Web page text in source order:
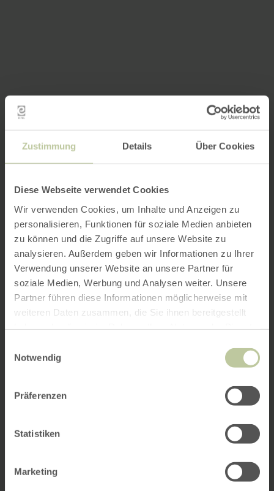
Zustimmung Details Über Cookies
Diese Webseite verwendet Cookies
Wir verwenden Cookies, um Inhalte und Anzeigen zu
personalisieren, Funktionen für soziale Medien anbieten
zu können und die Zugriffe auf unsere Website zu
analysieren. Außerdem geben wir Informationen zu Ihrer
Verwendung unserer Website an unsere Partner für
soziale Medien, Werbung und Analysen weiter. Unsere
Partner führen diese Informationen möglicherweise mit
weiteren Daten zusammen, die Sie ihnen bereitgestellt
Notwendig
Präferenzen
Statistiken
Marketing